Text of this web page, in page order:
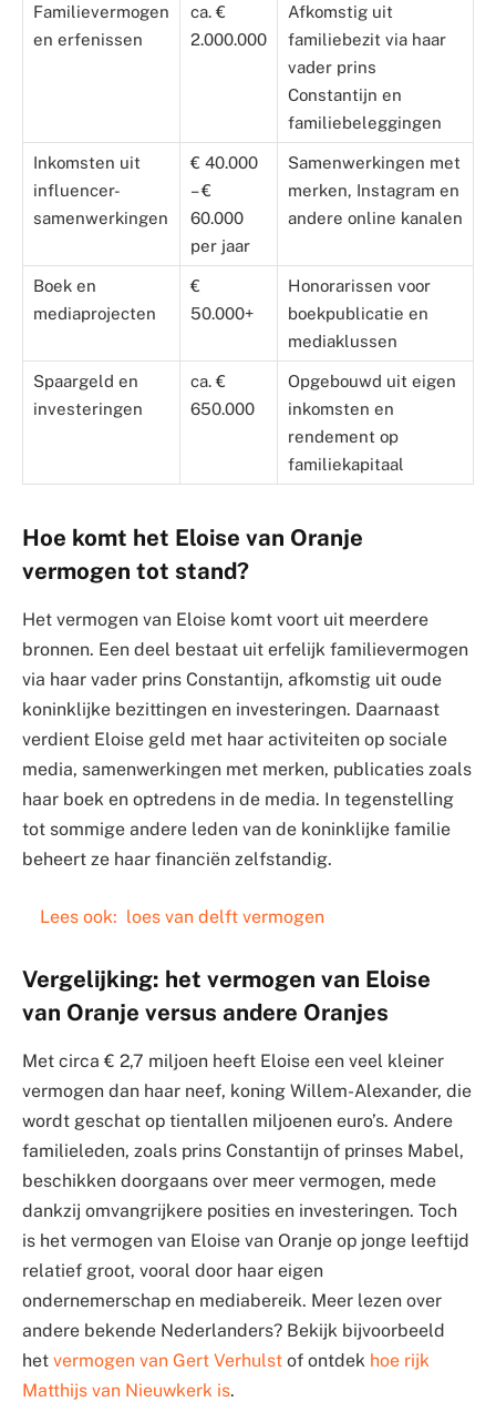
Familievermogen
en erfenissen
ca. €
2.000.000
Afkomstig uit
familiebezit via haar
vader prins
Constantijn en
familiebeleggingen
Inkomsten uit
influencer-
samenwerkingen
€ 40.000
– €
60.000
per jaar
Samenwerkingen met
merken, Instagram en
andere online kanalen
Boek en
mediaprojecten
€
50.000+
Honorarissen voor
boekpublicatie en
mediaklussen
Spaargeld en
investeringen
ca. €
650.000
Opgebouwd uit eigen
inkomsten en
rendement op
familiekapitaal
Hoe komt het Eloise van Oranje
vermogen tot stand?
Het vermogen van Eloise komt voort uit meerdere
bronnen. Een deel bestaat uit erfelijk familievermogen
via haar vader prins Constantijn, afkomstig uit oude
koninklijke bezittingen en investeringen. Daarnaast
verdient Eloise geld met haar activiteiten op sociale
media, samenwerkingen met merken, publicaties zoals
haar boek en optredens in de media. In tegenstelling
tot sommige andere leden van de koninklijke familie
beheert ze haar financiën zelfstandig.
Lees ook: loes van delft vermogen
Vergelijking: het vermogen van Eloise
van Oranje versus andere Oranjes
Met circa € 2,7 miljoen heeft Eloise een veel kleiner
vermogen dan haar neef, koning Willem-Alexander, die
wordt geschat op tientallen miljoenen euro’s. Andere
familieleden, zoals prins Constantijn of prinses Mabel,
beschikken doorgaans over meer vermogen, mede
dankzij omvangrijkere posities en investeringen. Toch
is het vermogen van Eloise van Oranje op jonge leeftijd
relatief groot, vooral door haar eigen
ondernemerschap en mediabereik. Meer lezen over
andere bekende Nederlanders? Bekijk bijvoorbeeld
het vermogen van Gert Verhulst of ontdek hoe rijk
Matthijs van Nieuwkerk is.